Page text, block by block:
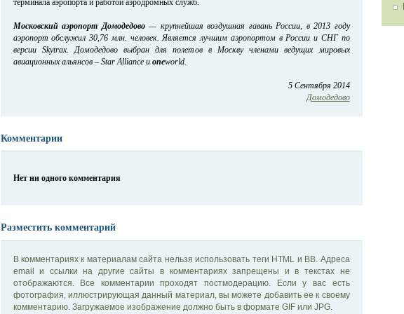
Московский аэропорт Домодедово— крупнейшая воздушная гавань России,
в 2013 году
аэропорт обслужил 30,76 млн. человек. Является лучшим аэропортом в России и СНГ по
версии Skytrax. Домодедово выбран для полетов в Москву членами ведущих мировых
авиационных альянсов – Star Alliance иoneworld.
5 Сентября 2014
Домодедово
Комментарии
Нет ни одного комментария
Разместить комментарий
В комментариях к материалам сайта нельзя использовать теги HTML и BB. Адреса
email и ссылки на другие сайты в комментариях запрещены и в текстах не
отображаются. Все комментарии проходят постмодерацию. Если у вас есть
фотография, иллюстрирующая данный материал, вы можете добавить ее к своему
комментарию. Загружаемое изображение должно быть в формате GIF или JPG.